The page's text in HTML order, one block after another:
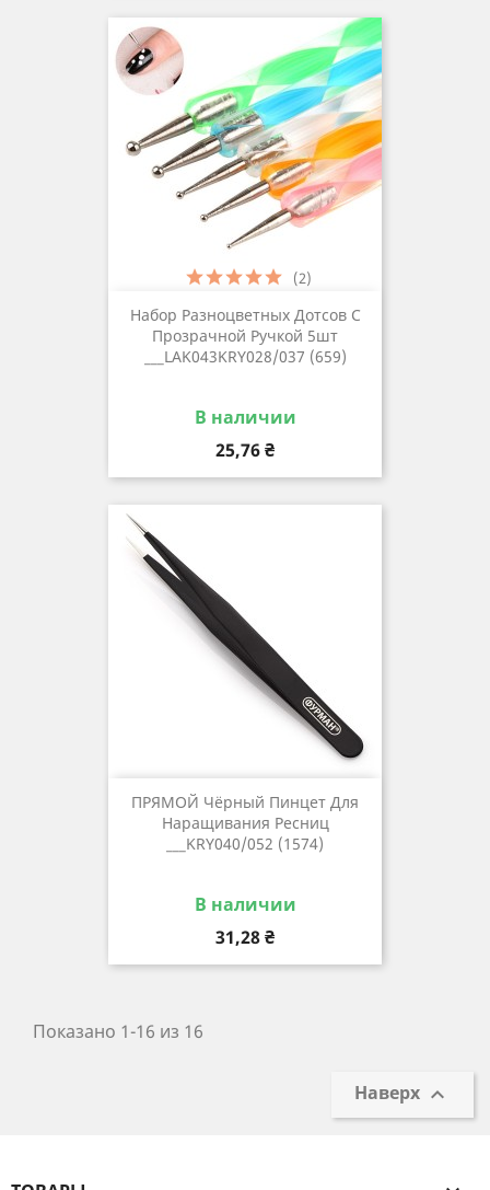
Набор Разноцветных Дотсов С
Прозрачной Ручкой 5шт
___LAK043KRY028/037 (659)
В наличии
Цена
25,76 ₴
(2)
ПРЯМОЙ Чёрный Пинцет Для
Наращивания Ресниц
___KRY040/052 (1574)
В наличии
Цена
31,28 ₴
Показано 1-16 из 16
Наверх 